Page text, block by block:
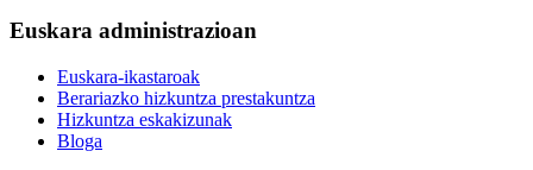
Euskara administrazioan
Euskara-ikastaroak
Berariazko hizkuntza prestakuntza
Hizkuntza eskakizunak
Bloga